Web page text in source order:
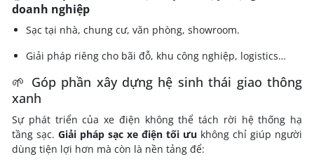
doanh nghiệp
Sạc tại nhà, chung cư, văn phòng, showroom.
Giải pháp riêng cho bãi đỗ, khu công nghiệp, logistics…
🌱 Góp phần xây dựng hệ sinh thái giao thông
xanh
Sự phát triển của xe điện không thể tách rời hệ thống hạ
tầng sạc. Giải pháp sạc xe điện tối ưu không chỉ giúp người
dùng tiện lợi hơn mà còn là nền tảng để: